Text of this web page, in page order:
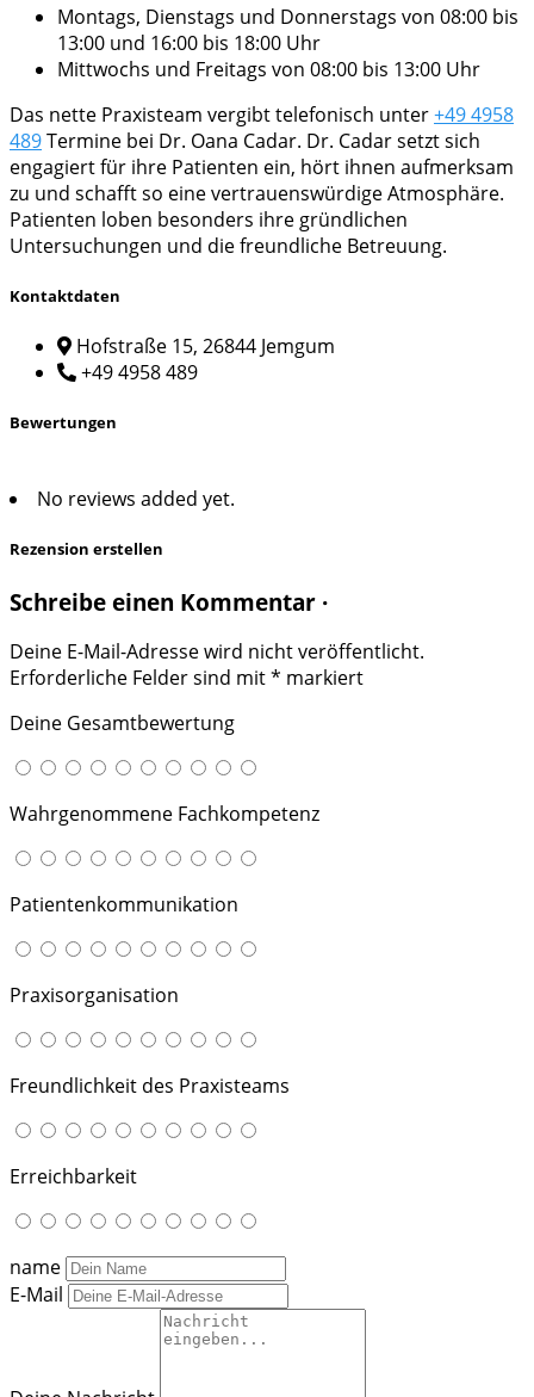
Montags, Dienstags und Donnerstags von 08:00 bis
13:00 und 16:00 bis 18:00 Uhr
Mittwochs und Freitags von 08:00 bis 13:00 Uhr
Das nette Praxisteam vergibt telefonisch unter+49 4958
489Termine bei Dr. Oana Cadar. Dr. Cadar setzt sich
engagiert für ihre Patienten ein, hört ihnen aufmerksam
zu und schafft so eine vertrauenswürdige Atmosphäre.
Patienten loben besonders ihre gründlichen
Untersuchungen und die freundliche Betreuung.
Kontaktdaten
Hofstraße 15, 26844 Jemgum
+49 4958 489
Bewertungen
No reviews added yet.
Rezension erstellen
Schreibe einen Kommentar ·
Deine E-Mail-Adresse wird nicht veröffentlicht.
Erforderliche Felder sind mit* markiert
Deine Gesamtbewertung
Wahrgenommene Fachkompetenz
Patientenkommunikation
Praxisorganisation
Freundlichkeit des Praxisteams
Erreichbarkeit
name
E-Mail